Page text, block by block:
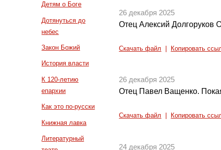
Детям о Боге
Дотянуться до
небес
Закон Божий
История власти
К 120-летию
епархии
Как это по-русски
Книжная лавка
Литературный
26 декабря 2025
Отец Алексий Долгоруков
Скачать файл Копировать
26 декабря 2025
Отец Павел Ващенко.
Скачать файл Копировать
24 декабря 2025